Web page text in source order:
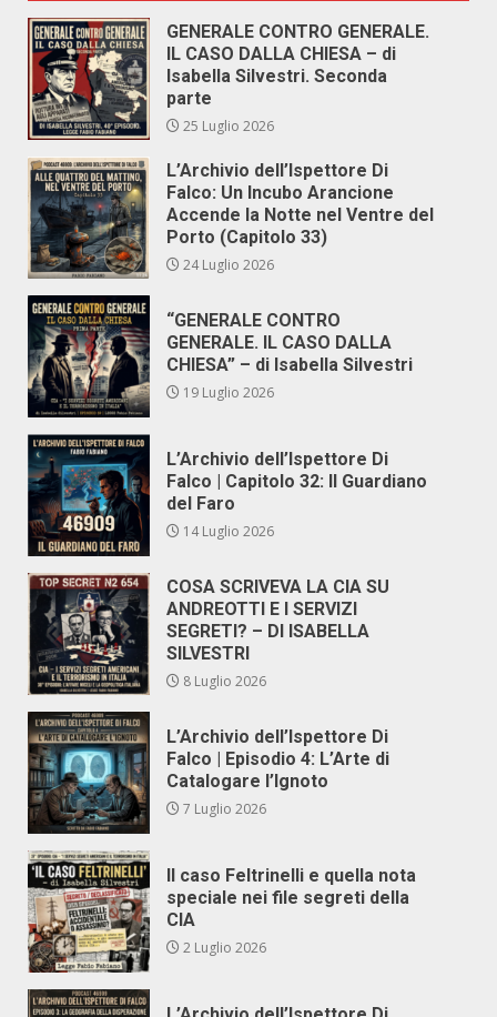
GENERALE CONTRO GENERALE.
IL CASO DALLA CHIESA – di
Isabella Silvestri. Seconda
parte
25 Luglio 2026
L’Archivio dell’Ispettore Di
Falco: Un Incubo Arancione
Accende la Notte nel Ventre del
Porto (Capitolo 33)
24 Luglio 2026
“GENERALE CONTRO
GENERALE. IL CASO DALLA
CHIESA” – di Isabella Silvestri
19 Luglio 2026
L’Archivio dell’Ispettore Di
Falco | Capitolo 32: Il Guardiano
del Faro
14 Luglio 2026
COSA SCRIVEVA LA CIA SU
ANDREOTTI E I SERVIZI
SEGRETI? – DI ISABELLA
SILVESTRI
8 Luglio 2026
L’Archivio dell’Ispettore Di
Falco | Episodio 4: L’Arte di
Catalogare l’Ignoto
7 Luglio 2026
Il caso Feltrinelli e quella nota
speciale nei file segreti della
CIA
2 Luglio 2026